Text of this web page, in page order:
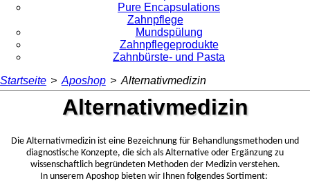
Pure Encapsulations
Zahnpflege
Mundspülung
Zahnpflegeprodukte
Zahnbürste- und Pasta
Startseite > Aposhop > Alternativmedizin
Alternativmedizin
Die Alternativmedizin ist eine Bezeichnung für Behandlungsmethoden und
diagnostische Konzepte, die sich als Alternative oder Ergänzung zu
wissenschaftlich begründeten Methoden der Medizin verstehen.
In unserem Aposhop bieten wir Ihnen folgendes Sortiment: